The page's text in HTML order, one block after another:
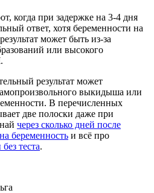
когда при задержке на 3-4 дня
ответ, хотя беременности на
может быть из-за
или высокого
результат может
выкидыша или
В перечисленных
две полоски даже при
через сколько дней после
беременность и всё про
теста.